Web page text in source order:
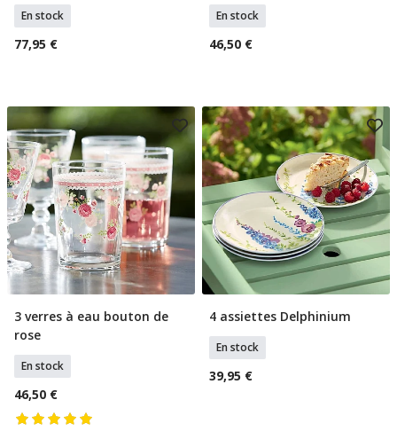
En stock
77,95 €
En stock
46,50 €
Ajouter Au Panier
3 verres à eau bouton de
rose
En stock
46,50 €
Ajouter Au Panier
4 assiettes Delphinium
En stock
39,95 €